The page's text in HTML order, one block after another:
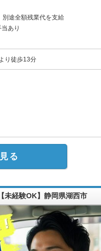
途全額残業代を⽀給
あり
り徒歩13分
る
未経験OK】静岡県湖西市